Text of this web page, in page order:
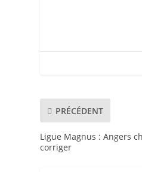
PRÉCÉDENT
Ligue Magnus : Angers
corriger